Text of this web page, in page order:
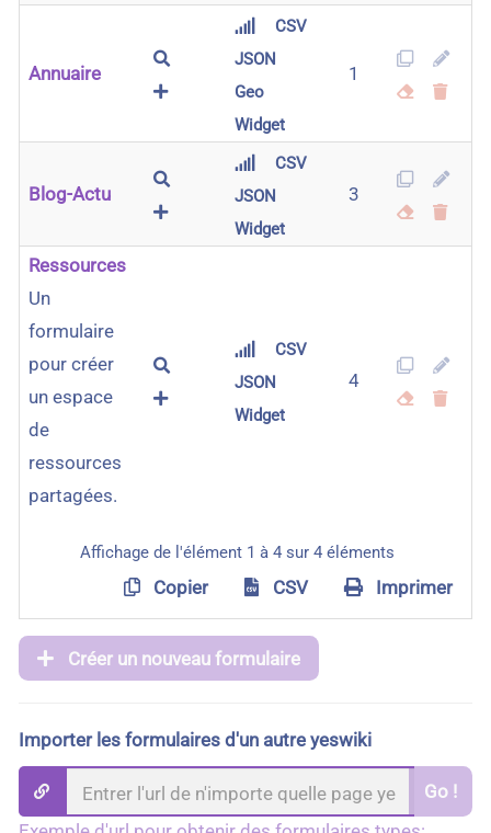
Annuaire
CSV
JSON
Geo
Widget
1
Blog-Actu
CSV
JSON
Widget
3
Ressources
Un
formulaire
pour créer
un espace
de
ressources
partagées.
CSV
JSON
Widget
4
Affichage de l'élément 1 à 4 sur 4 éléments
Copier CSV Imprimer
Créer un nouveau formulaire
Importer les formulaires d'un autre yeswiki
Go !